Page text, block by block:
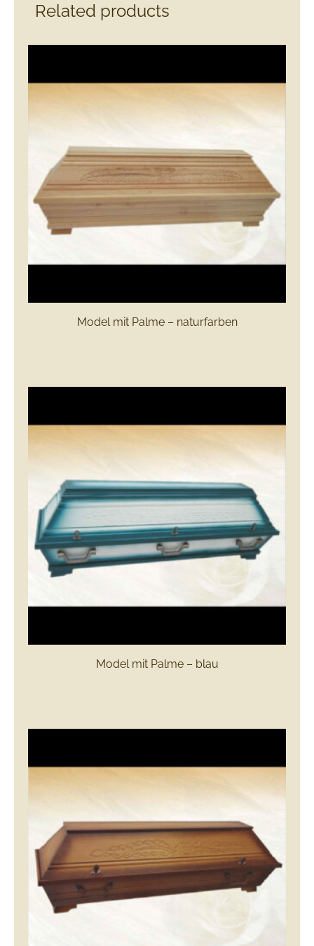
Related products
Model mit Palme – naturfarben
Model mit Palme – blau